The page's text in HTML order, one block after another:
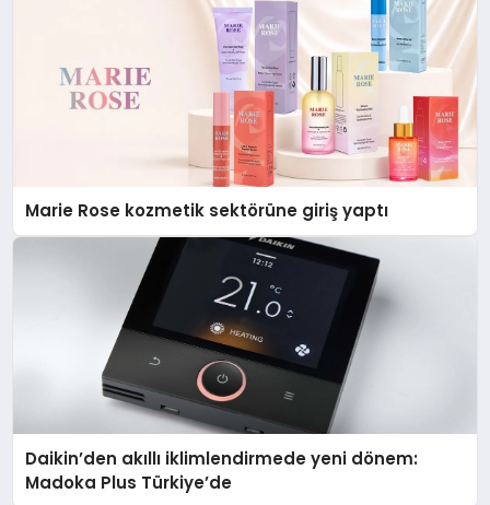
Marie Rose kozmetik sektörüne giriş yaptı
Daikin’den akıllı iklimlendirmede yeni dönem:
Madoka Plus Türkiye’de